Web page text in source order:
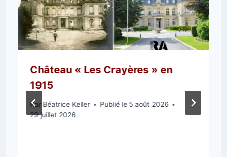
Château « Les Crayères » en
1915
Par Béatrice Keller Publié le 5 août 2026
29 juillet 2026